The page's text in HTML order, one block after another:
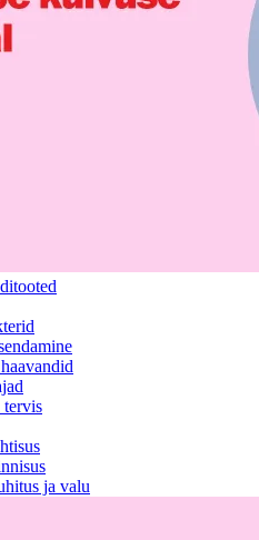
tervis
ja valu